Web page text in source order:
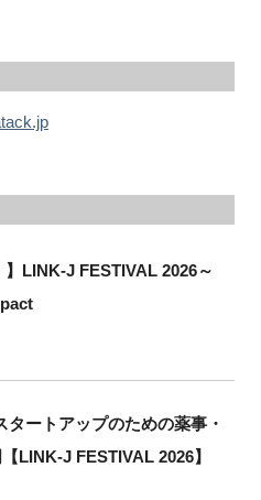
】LINK-J FESTIVAL 2026～
ートアップのための薬事・
LINK-J FESTIVAL 2026】